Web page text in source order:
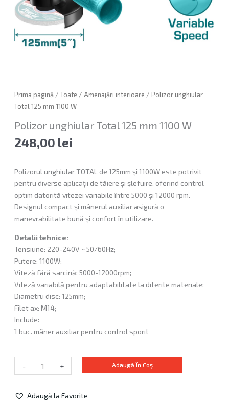
Prima pagină / Toate / Amenajări interioare / Polizor unghiular
Total 125 mm 1100 W
Polizor unghiular Total 125 mm 1100 W
248,00 lei
Polizorul unghiular TOTAL de 125mm și 1100W este potrivit
pentru diverse aplicații de tăiere și șlefuire, oferind control
optim datorită vitezei variabile între 5000 și 12000 rpm.
Designul compact și mânerul auxiliar asigură o
manevrabilitate bună și confort în utilizare.
Detalii tehnice:
Tensiune: 220-240V ~ 50/60Hz;
Putere: 1100W;
Viteză fără sarcină: 5000-12000rpm;
Viteză variabilă pentru adaptabilitate la diferite materiale;
Diametru disc: 125mm;
Filet ax: M14;
Include:
1 buc. mâner auxiliar pentru control sporit
- + Adaugă În Coș
Adaugă la Favorite